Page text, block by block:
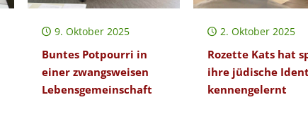
9. Oktober 2025
Buntes Potpourri in
einer zwangsweisen
Lebensgemeinschaft
2. Oktober 2025
Rozette Kats hat
ihre jüdische
kennengelernt